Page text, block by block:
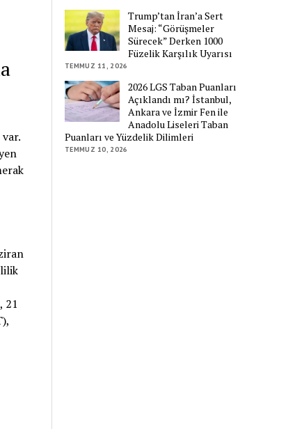
21
Trump’tan İran’a Sert
Mesaj: “Görüşmeler
Sürecek” Derken 1000
Füzelik Karşılık Uyarısı
TEMMUZ 11, 2026
2026 LGS Taban Puanları
Açıklandı mı? İstanbul,
Ankara ve İzmir Fen ile
Anadolu Liseleri Taban
Puanları ve Yüzdelik Dilimleri
TEMMUZ 10, 2026